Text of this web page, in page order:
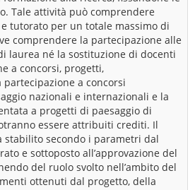
Tale attività può comprendere
tutorato per un totale massimo di
comprendere la partecipazione alle
laurea né la sostituzione di docenti
a concorsi, progetti,
a concorsi
nazionali e internazionali e la
a progetti di paesaggio di
essere attribuiti crediti. Il
secondo i parametri dal
e sottoposto all’approvazione del
del ruolo svolto nell’ambito del
ottenuti dal progetto, della